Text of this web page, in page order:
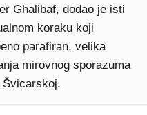
Ghalibaf, dodao je isti
koraku koji
parafiran, velika
mirovnog sporazuma
Švicarskoj.